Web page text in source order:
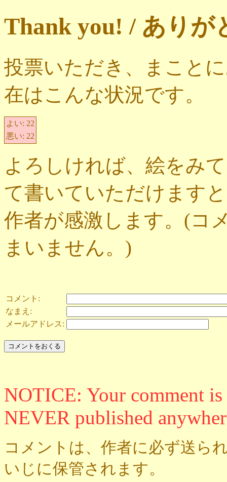
Thank you! / ありが
投票いただき、まこと
在はこんな状況です。
よい: 22
悪い: 22
よろしければ、絵をみ
て書いていただけます
作者が感激します。(コ
まいません。)
コメント:
なまえ:
メールアドレス:
NOTICE: Your comment
NEVER published
コメントは、作者に必ず送ら
いじに保管されます。